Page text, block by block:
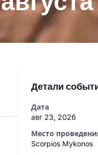
Детали
Дата
авг 23, 2026
Место
Scorpios Mykonos